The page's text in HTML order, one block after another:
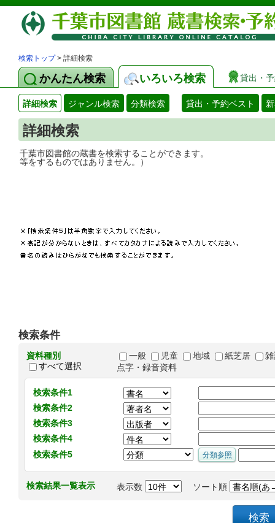
検索トップ> 詳細検索
かんたん検索 いろいろ検索 貸出・
詳細検索 ジャンル検索 分類検索 貸出・予約ベスト
詳細検索
千葉市図書館の蔵書を検索することがで
等をするものではありません。）
検索条件
資料種別
すべて選択
一般 児童 地域 紙芝居
点字・録音資料
検索条件1
検索条件2
検索条件3
検索条件4
検索条件5
検索結果一覧表示 表示数 ソート順